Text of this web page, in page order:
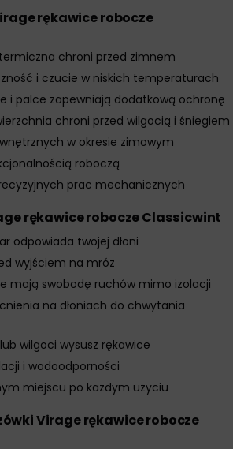
rękawice robocze
chroni przed zimnem
i czucie w niskich temperaturach
i palce zapewniają dodatkową ochronę
chroni przed wilgocią i śniegiem
w okresie zimowym
roboczą
prac mechanicznych
rękawice robocze Classicwint
odpowiada twojej dłoni
wyjściem na mróz
mają swobodę ruchów mimo izolacji
na dłoniach do chwytania
wilgoci wysusz rękawice
i wodoodporności
miejscu po każdym użyciu
Virage rękawice robocze